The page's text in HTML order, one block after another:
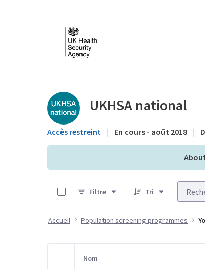
Public library -
UKHSA national
Accès restreint | En cours - août 2018 |
Filtre
Tri
Accueil Population screening programmes
Sélection d'article
Nom